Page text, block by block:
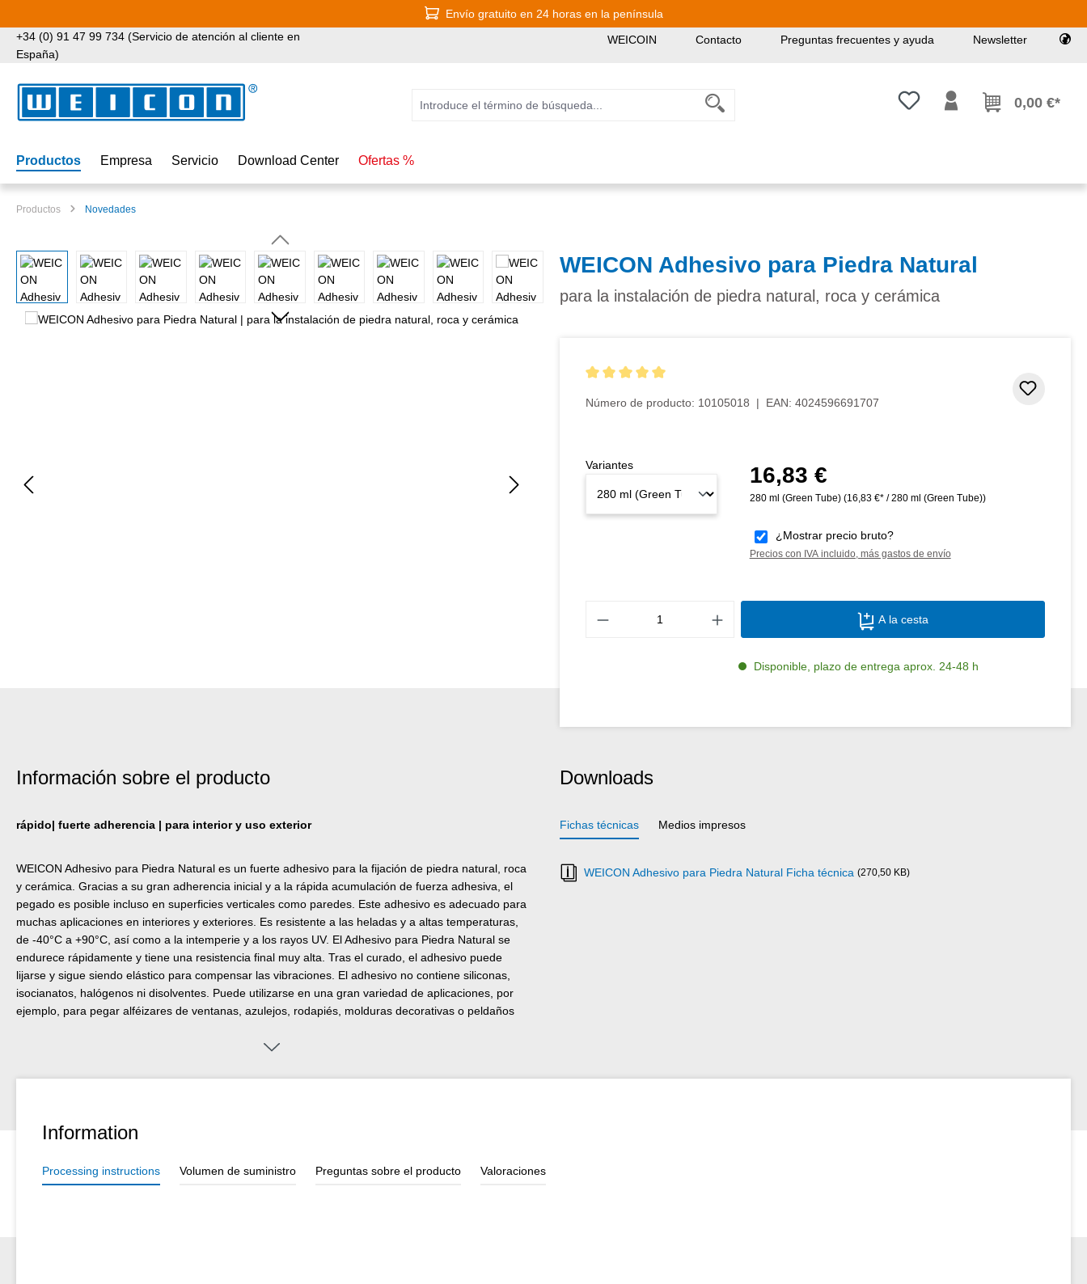
Envío gratuito en 24 horas en la península
+34 (0) 91 47 99 734 (Servicio de atención al cliente en
España)
WEICOIN Contacto Preguntas frecuentes y ayuda Newsletter
Tienes 0 artículos en tu lista de
0,00 €*
Productos Empresa Servicio Download Center Ofertas %
Productos Novedades
Omitir galería de imágenes WEICON Adhesivo para Piedra Natural
para la instalación de piedra natural, roca y cerámica
Número de producto: 10105018 | EAN: 4024596691707
Precio normal:
16,83 €
280 ml (Green Tube) (16,83 €* / 280 ml (Green Tube))
¿Mostrar precio bruto?
Precios con IVA incluido, más gastos de envío
Variantes
Cantidad del producto: introduce la
A la cesta
Disponible, plazo de entrega aprox. 24-48 h
Información sobre el producto
rápido| fuerte adherencia | para interior y uso exterior
WEICON Adhesivo para Piedra Natural es un fuerte adhesivo para la fijación de piedra natural, roca
y cerámica. Gracias a su gran adherencia inicial y a la rápida acumulación de fuerza adhesiva, el
pegado es posible incluso en superficies verticales como paredes. Este adhesivo es adecuado para
muchas aplicaciones en interiores y exteriores. Es resistente a las heladas y a altas temperaturas,
de -40°C a +90°C, así como a la intemperie y a los rayos UV. El Adhesivo para Piedra Natural se
endurece rápidamente y tiene una resistencia final muy alta. Tras el curado, el adhesivo puede
lijarse y sigue siendo elástico para compensar las vibraciones. El adhesivo no contiene siliconas,
isocianatos, halógenos ni disolventes. Puede utilizarse en una gran variedad de aplicaciones, por
ejemplo, para pegar alféizares de ventanas, azulejos, rodapiés, molduras decorativas o peldaños
materiales, como madera, materiales derivados de la madera, plásticos, metales, vidrio y sustratos
Downloads
Fichas técnicas Medios impresos
WEICON Adhesivo para Piedra Natural Ficha técnica (270,50 KB)
Information
Processing instructions Volumen de suministro Preguntas sobre el producto Valoraciones